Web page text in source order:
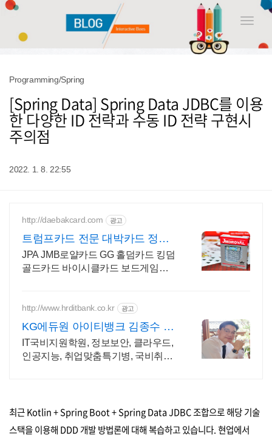
Toggle
Programming/Spring
[Spring Data] Spring Data JDBC를 이용
한 다양한 ID 전략과 수동 ID 전략 구현시
주의점
2022. 1. 8. 22:55
http://daebakcard.com 광고
트럼프카드 전문 대박카드 정품
제이엠비 로얄 판매점
JPA JMB로얄카드 GG 홀덤카드 킹덤
골드카드 바이시클카드 보드게임카
http://www.hrditbank.co.kr 광고
KG에듀원 아이티뱅크 김종수 27
년경력전문가 IT취업상담
IT국비지원학원, 정보보안, 클라우드,
인공지능, 취업맞춤특기병, 국비취업
최근 Kotlin + Spring Boot + Spring Data JDBC 조합으로 해당 기술
스택을 이용해 DDD 개발 방법론에 대해 복습하고 있습니다. 현업에서